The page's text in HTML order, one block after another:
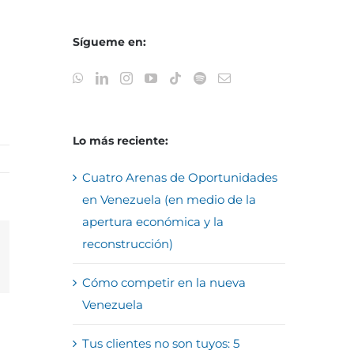
Sígueme en:
Lo más reciente:
Cuatro Arenas de Oportunidades
en Venezuela (en medio de la
apertura económica y la
reconstrucción)
Cómo competir en la nueva
Venezuela
Tus clientes no son tuyos: 5